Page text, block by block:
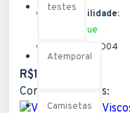
testes
Atemporal
Camisetas
Disponibilidade:
Em Estoque
MOD04
R$199,90
Cores disponíveis: